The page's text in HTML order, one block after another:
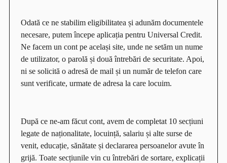
Odată ce ne stabilim eligibilitatea și adunăm documentele
necesare, putem începe aplicația pentru Universal Credit.
Ne facem un cont pe același site, unde ne setăm un nume
de utilizator, o parolă și două întrebări de securitate. Apoi,
ni se solicită o adresă de mail și un număr de telefon care
sunt verificate, urmate de adresa la care locuim.
După ce ne-am făcut cont, avem de completat 10 secțiuni
legate de naționalitate, locuință, salariu și alte surse de
venit, educație, sănătate și declararea persoanelor avute în
grijă. Toate secțiunile vin cu întrebări de sortare, explicații